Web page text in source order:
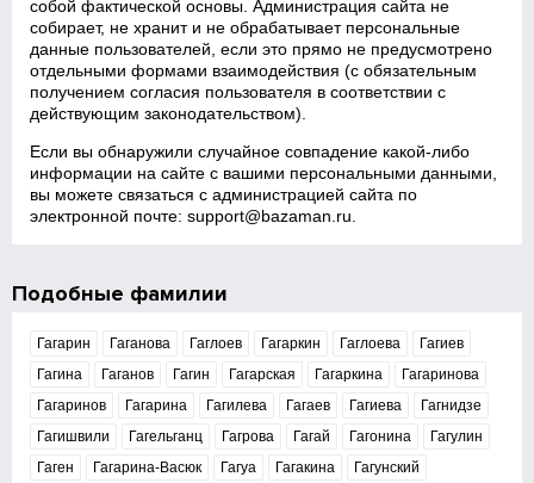
собой фактической основы. Администрация сайта не
собирает, не хранит и не обрабатывает персональные
данные пользователей, если это прямо не предусмотрено
отдельными формами взаимодействия (с обязательным
получением согласия пользователя в соответствии с
действующим законодательством).
Если вы обнаружили случайное совпадение какой‑либо
информации на сайте с вашими персональными данными,
вы можете связаться с администрацией сайта по
электронной почте:support@bazaman.ru
Подобные фамилии
Гагарин Гаганова Гаглоев Гагаркин Гаглоева
Гагиев
Гагина
Гаганов Гагин Гагарская Гагаркина
Гагаринова
Гагаринов
Гагарина Гагилева Гагаев Гагиева
Гагнидзе
Гагишвили
Гагельганц Гагрова Гагай Гагонина
Гагулин
Гаген
Гагарина-Васюк Гагуа Гагакина Гагунский